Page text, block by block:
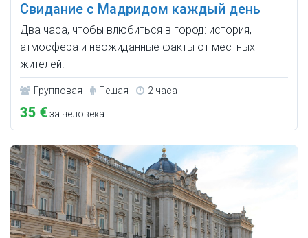
Свидание с Мадридом каждый день
Два часа, чтобы влюбиться в город: история,
атмосфера и неожиданные факты от местных
жителей.
Групповая Пешая 2 часа
35 €за человека